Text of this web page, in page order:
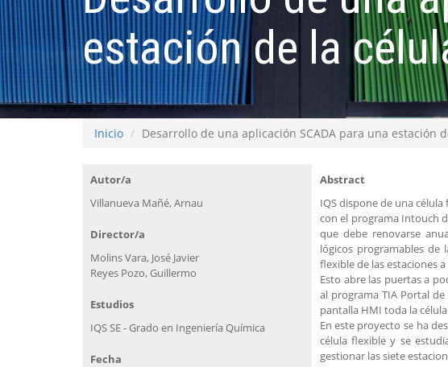
estación de la
Inicio Desarrollo de una aplicación SCADA para una estación
Autor/a
Villanueva Mañé, Arnau
Abstract
IQS dispone de una
con el programa Intouch
que debe renovarse
lógicos programables de
flexible de las estaciones
Esto abre las puertas a
al programa TIA Portal
pantalla HMI toda la
En este proyecto se ha
célula flexible y se
gestionar las siete
Director/a
Molins Vara, José Javier
Reyes Pozo, Guillermo
Estudios
IQS SE - Grado en Ingeniería Química
Fecha